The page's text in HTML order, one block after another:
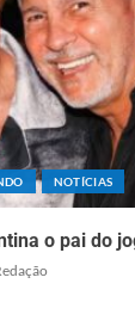
NOTÍCIAS
o pai do